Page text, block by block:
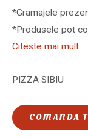
*Gramajele
*Produsele pot
Citeste mai mult.
PIZZA SIBIU
COMANDA